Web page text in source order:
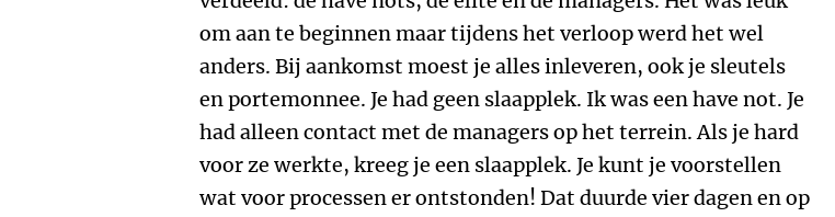
om aan te beginnen maar tijdens het verloop werd het wel
anders. Bij aankomst moest je alles inleveren, ook je sleutels
en portemonnee. Je had geen slaapplek. Ik was een have not. Je
had alleen contact met de managers op het terrein. Als je hard
voor ze werkte, kreeg je een slaapplek. Je kunt je voorstellen
wat voor processen er ontstonden! Dat duurde vier dagen en op